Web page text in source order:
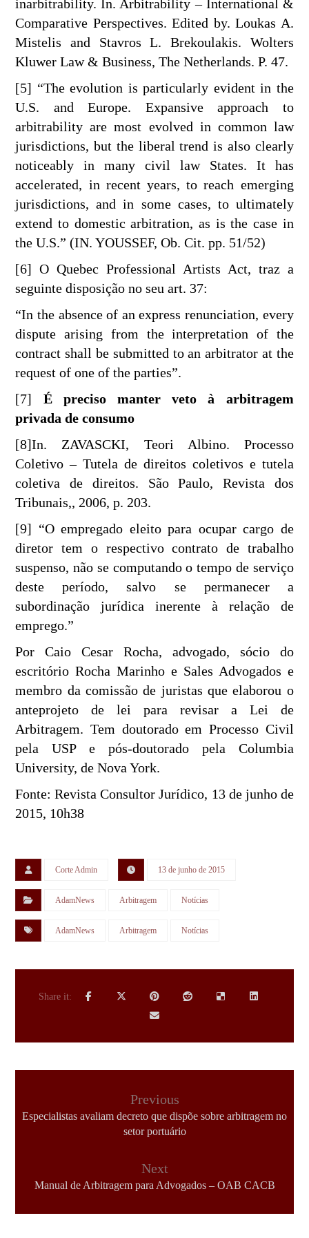
inarbitrability. In. Arbitrability – International &
Comparative Perspectives. Edited by. Loukas A.
Mistelis and Stavros L. Brekoulakis. Wolters
Kluwer Law & Business, The Netherlands. P. 47.
[5] “The evolution is particularly evident in the
U.S. and Europe. Expansive approach to
arbitrability are most evolved in common law
jurisdictions, but the liberal trend is also clearly
noticeably in many civil law States. It has
accelerated, in recent years, to reach emerging
jurisdictions, and in some cases, to ultimately
extend to domestic arbitration, as is the case in
the U.S.” (IN. YOUSSEF, Ob. Cit. pp. 51/52)
[6] O Quebec Professional Artists Act, traz a
seguinte disposição no seu art. 37:
“In the absence of an express renunciation, every
dispute arising from the interpretation of the
contract shall be submitted to an arbitrator at the
request of one of the parties”.
[7] É preciso manter veto à arbitragem
privada de consumo
[8]In. ZAVASCKI, Teori Albino. Processo
Coletivo – Tutela de direitos coletivos e tutela
coletiva de direitos. São Paulo, Revista dos
Tribunais,, 2006, p. 203.
[9] “O empregado eleito para ocupar cargo de
diretor tem o respectivo contrato de trabalho
suspenso, não se computando o tempo de serviço
deste período, salvo se permanecer a
subordinação jurídica inerente à relação de
emprego.”
Por Caio Cesar Rocha, advogado, sócio do
escritório Rocha Marinho e Sales Advogados e
membro da comissão de juristas que elaborou o
anteprojeto de lei para revisar a Lei de
Arbitragem. Tem doutorado em Processo Civil
pela USP e pós-doutorado pela Columbia
University, de Nova York.
Fonte: Revista Consultor Jurídico, 13 de junho de
2015, 10h38
Corte Admin 13 de junho de 2015
AdamNews Arbitragem Notícias
AdamNews Arbitragem Notícias
Previous
Especialistas avaliam decreto que dispõe sobre arbitragem no
setor portuário
Next
Manual de Arbitragem para Advogados – OAB CACB